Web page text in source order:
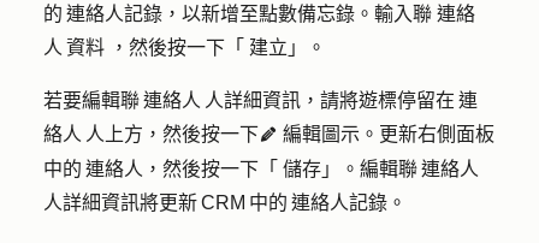
的 連絡人記錄，以新增至點數備忘錄。輸入聯 連絡
人 資料 ，然後按一下「 建立 」。
若要編輯聯 連絡人 人詳細資訊，請將遊標停留在 連
絡人 人上方，然後按一下edit 編輯圖示 。更新右側面板
中的 連絡人，然後按一下「 儲存 」。編輯聯 連絡人
人詳細資訊將更新 CRM 中的 連絡人記錄。